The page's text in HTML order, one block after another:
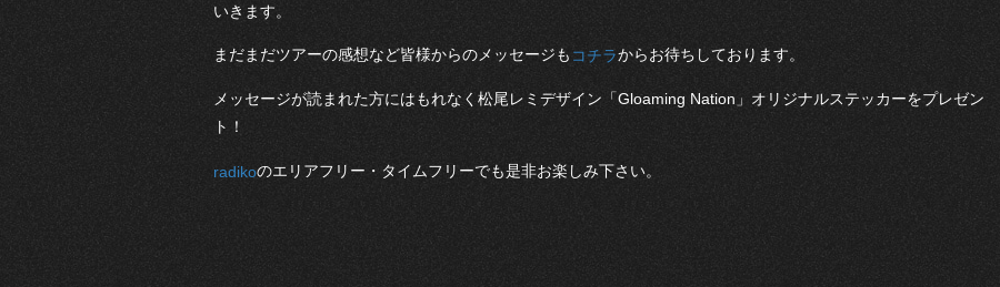
いきます。
まだまだツアーの感想など皆様からのメッセージも コチラからお待ちしております。
メッセージが読まれた方にはもれなく松尾レミデザイン「Gloaming Nation」オリジナルステッカーをプレゼン
ト！
radikoのエリアフリー・タイムフリーでも是非お楽しみ下さい。